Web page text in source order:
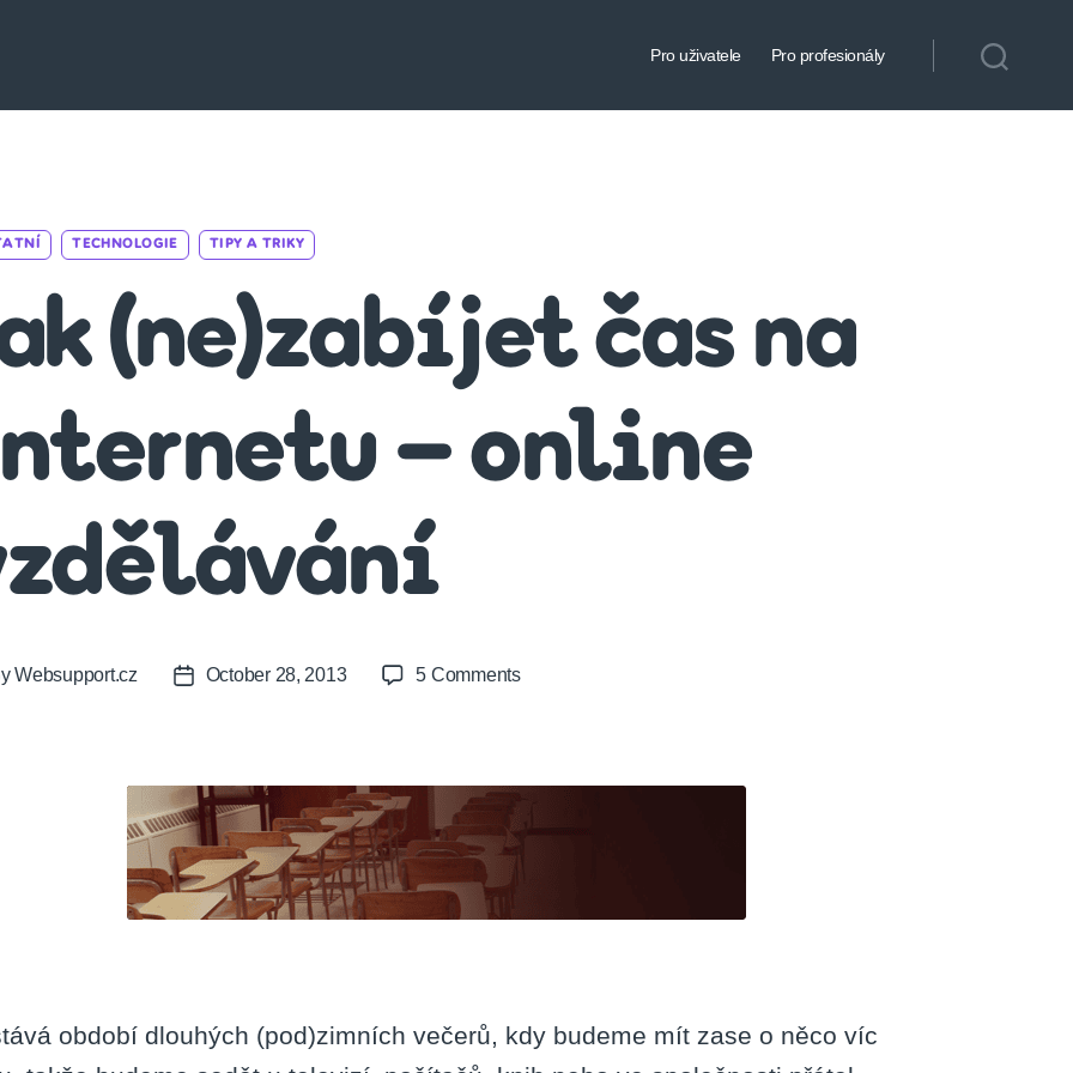
Pro uživatele Pro profesionály
TECHNOLOGIE TIPY A TRIKY
(ne)zabíjet čas na
– online
Websupport.cz
PostOctober 28, 2013 5 Commentson
na
období dlouhých (pod)zimních večerů, kdy budeme mít zase o něco víc